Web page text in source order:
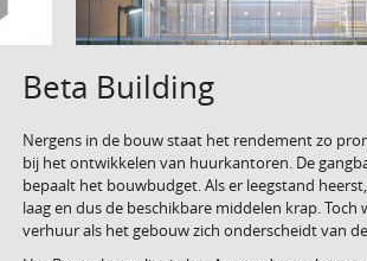
Beta Building
Nergens in de bouw staat het rendement zo
bij het ontwikkelen van huurkantoren. De
bepaalt het bouwbudget. Als er leegstand
laag en dus de beschikbare middelen krap. Toch
verhuur als het gebouw zich onderscheidt van